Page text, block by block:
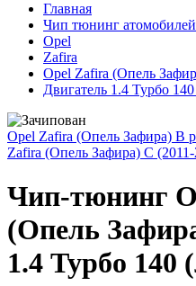
Главная
Чип тюнинг атомобилей
Opel
Zafira
Opel Zafira (Опель
Двигатель 1.4 Турбо
Opel Zafira (Опель Зафира) В
Zafira (Опель Зафира) С
Чип-тюнинг
(Опель
1.4 Турбо 140